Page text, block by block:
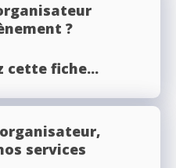
?
cette fiche...
services